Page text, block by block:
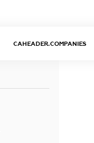
CAHEADER.COMPANIES